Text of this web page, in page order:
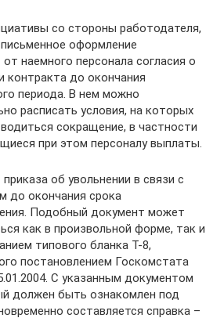
со стороны работодателя,
оформление
от наемного персонала согласия о
контракта до окончания
периода. В нем можно
расписать условия, на которых
сокращение, в частности
при этом персоналу выплаты.
об увольнении в связи с
до окончания срока
Подобный документ может
как в произвольной форме, так и
типового бланка Т-8,
постановлением Госкомстата
С указанным документом
должен быть ознакомлен под
составляется справка –